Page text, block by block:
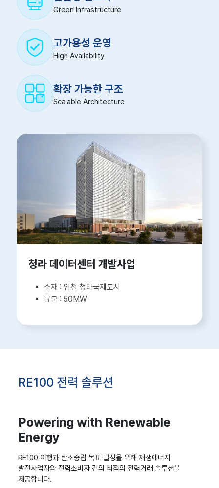
청라 데이터센터 개발사업
인천 청라국제도시
50MW
Green Infrastructure
고가용성 운영
High Availability
확장 가능한 구조
Scalable Architecture
RE100 전력 솔루션
Powering with Renewable
Energy
RE100 이행과 탄소중립 목표 달성을 위해 재생에너지
발전사업자와 전력소비자 간의 최적의 전력거래 솔루션을
제공합니다.